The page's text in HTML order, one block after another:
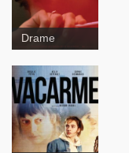
Pays
Drame